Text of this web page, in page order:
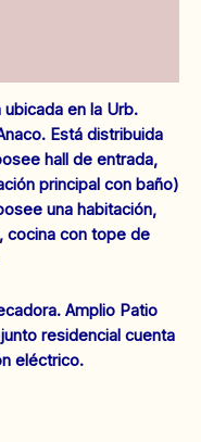
en la Urb.
Está distribuida
hall de entrada,
principal con baño)
una habitación,
cocina con tope de
Amplio Patio
residencial cuenta
eléctrico.